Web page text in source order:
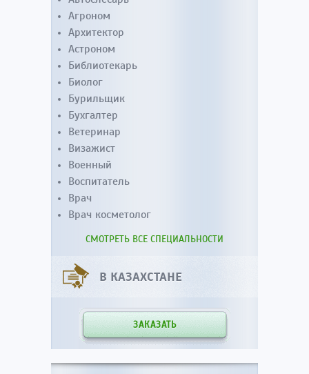
Агроном
Архитектор
Астроном
Библиотекарь
Биолог
Бурильщик
Бухгалтер
Ветеринар
Визажист
Военный
Воспитатель
Врач
Врач косметолог
СМОТРЕТЬ ВСЕ СПЕЦИАЛЬНОСТИ
В КАЗАХСТАНЕ
ЗАКАЗАТЬ